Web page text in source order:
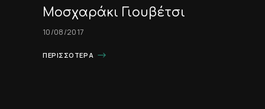
Μοσχαράκι Γιουβέτσι
10/08/2017
ΠΕΡΙΣΣΌΤΕΡΑ